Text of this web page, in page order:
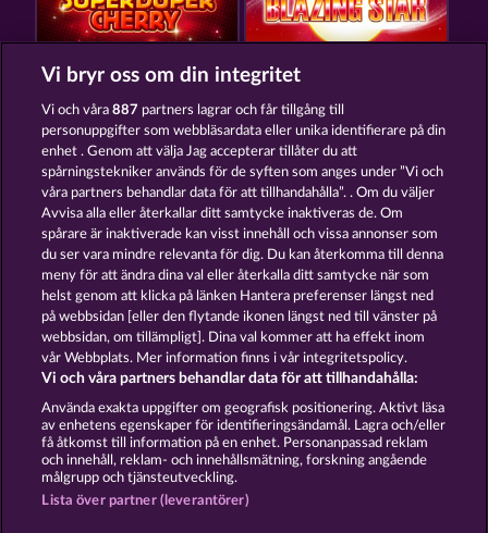
SUPER DUPER CHERRY BLAZING STAR
FRUIT MANIA RHFP 7 SUPERNOVA FRUITS NEW LIMITS
Användarvillkor Sekretesspolicy Avtryck
Om Företaget FAQ Facebook
Skicka in en begäran om att ångra köpet
Vi bryr oss om din integritet
Vi och våra887 partners lagrar och får tillgång till
personuppgifter som webbläsardata eller unika identifierare på din
enhet . Genom att välja Jag accepterar tillåter du att
spårningstekniker används för de syften som anges under ”Vi och
våra partners behandlar data för att tillhandahålla”. . Om du väljer
Avvisa alla eller återkallar ditt samtycke inaktiveras de. Om
spårare är inaktiverade kan visst innehåll och vissa annonser som
du ser vara mindre relevanta för dig. Du kan återkomma till denna
meny för att ändra dina val eller återkalla ditt samtycke när som
helst genom att klicka på länken Hantera preferenser längst ned
på webbsidan [eller den flytande ikonen längst ned till vänster på
webbsidan, om tillämpligt]. Dina val kommer att ha effekt inom
vår Webbplats. Mer information finns i vår integritetspolicy.
Vi och våra partners behandlar data för att tillhandahålla:
Använda exakta uppgifter om geografisk positionering. Aktivt läsa
av enhetens egenskaper för identifieringsändamål. Lagra och/eller
få åtkomst till information på en enhet. Personanpassad reklam
och innehåll, reklam- och innehållsmätning, forskning angående
målgrupp och tjänsteutveckling.
Lista över partner (leverantörer)